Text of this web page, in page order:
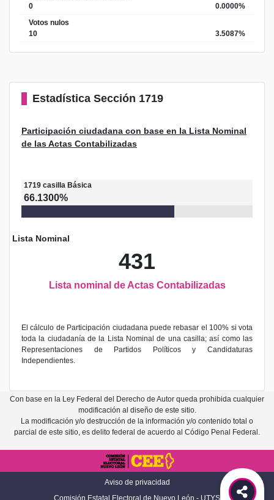
0
0.0000%
Votos nulos
10
3.5087%
Estadística Sección 1719
Participación ciudadana con base en la Lista Nominal
de las Actas Contabilizadas
1719 casilla Básica
66.1300%
Lista Nominal
431
Lista nominal de Actas Contabilizadas
El cálculo de Participación ciudadana puede rebasar el 100% si vota
toda la ciudadanía de la Lista Nominal de una casilla; así como las
Representaciones de Partidos Políticos y Candidaturas
Independientes.
Con base en la Ley Federal del Derecho de Autor queda prohibida cualquier
modificación al diseño de este sitio.
La modificación y/o destrucción de la información y/o contenido total o
parcial de este sitio, es delito federal de acuerdo al Código Penal Federal.
Aviso de privacidad
Comisión Estatal Electoral de Nuevo León - UTYS